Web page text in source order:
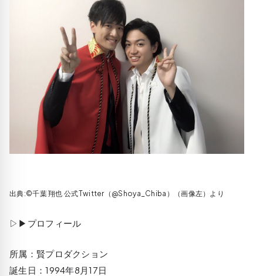
出典:©千葉 翔也‏ 公式Twitter（@Shoya_Chiba）（画像左）より
▷▶プロフィール
所属：賢プロダクション
誕生日：1994年8月17日